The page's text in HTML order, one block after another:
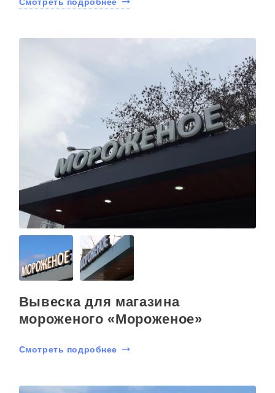
Смотреть подробнее
Вывеска для магазина
мороженого «Мороженое»
Смотреть подробнее